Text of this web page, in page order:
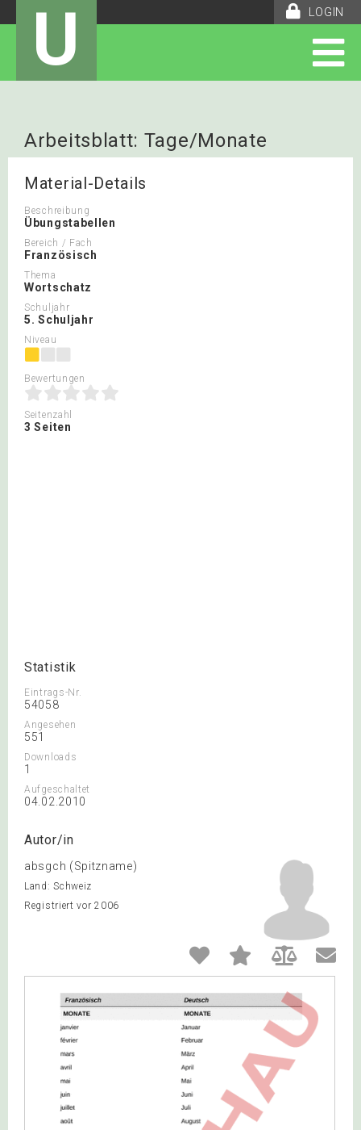
LOGIN
U
Arbeitsblatt: Tage/Monate
Material-Details
Beschreibung
Übungstabellen
Bereich / Fach
Französisch
Thema
Wortschatz
Schuljahr
5. Schuljahr
Niveau
Bewertungen
Seitenzahl
3 Seiten
Statistik
Eintrags-Nr.
54058
Angesehen
551
Downloads
1
Aufgeschaltet
04.02.2010
Autor/in
absgch (Spitzname)
Land: Schweiz
Registriert vor 2006